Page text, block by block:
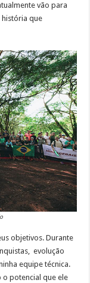
vão para
história que
objetivos. Durante
evolução
equipe técnica.
potencial que ele